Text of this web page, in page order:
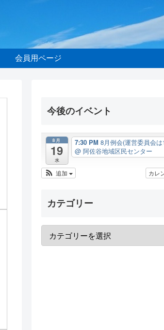
会員用ページ
今後のイベント
8月
19
水
7:30 PM 8月例会(運営委員会は
@ 阿佐谷地域区民センター
カレ
追加
カテゴリー